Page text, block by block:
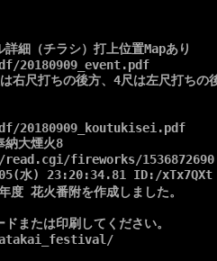
細（チラシ）打上位置Mapあり
20180909_event.pdf
右尺打ちの後方、4尺は左尺打ちの
20180909_koutukisei.pdf
納大煙火8
fireworks/1536872690
05(水) 23:20:34.81 ID:/xTx7QXt
度 花火番附を作成しました。
または印刷してください。